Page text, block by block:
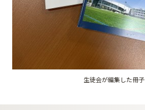
生徒会が編集した冊子